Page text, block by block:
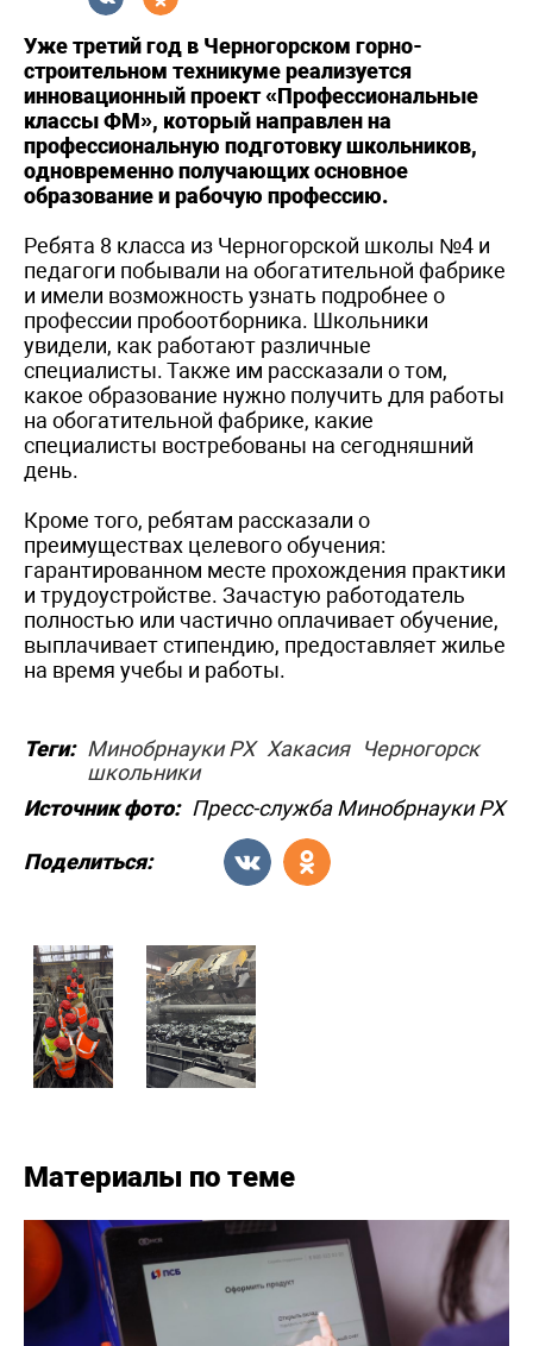
Уже третий год в Черногорском горно-
строительном техникуме реализуется
инновационный проект «Профессиональные
классы ФМ», который направлен на
профессиональную подготовку школьников,
одновременно получающих основное
образование и рабочую профессию.
Ребята 8 класса из Черногорской школы №4 и
педагоги побывали на обогатительной фабрике
и имели возможность узнать подробнее о
профессии пробоотборника. Школьники
увидели, как работают различные
специалисты. Также им рассказали о том,
какое образование нужно получить для работы
на обогатительной фабрике, какие
специалисты востребованы на сегодняшний
день.
Кроме того, ребятам рассказали о
преимуществах целевого обучения:
гарантированном месте прохождения практики
и трудоустройстве. Зачастую работодатель
полностью или частично оплачивает обучение,
выплачивает стипендию, предоставляет жилье
на время учебы и работы.
Теги: Минобрнауки РХ Хакасия
Черногорск
школьники
Источник фото: Пресс-служба Минобрнауки РХ
Поделиться:
Материалы по теме